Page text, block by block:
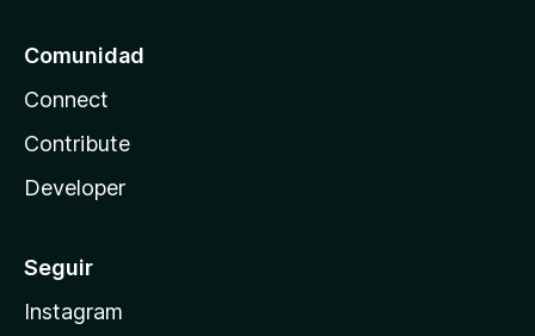
Comunidad
Connect
Contribute
Developer
Seguir
Instagram